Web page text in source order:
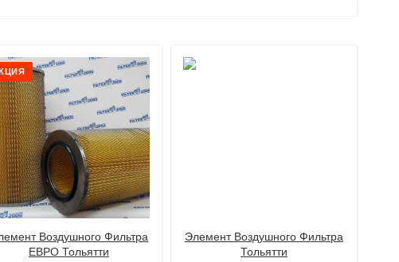
Воздушного Фильтра
ЕВРО Тольятти
Элемент Воздушного Фильтра
Тольятти